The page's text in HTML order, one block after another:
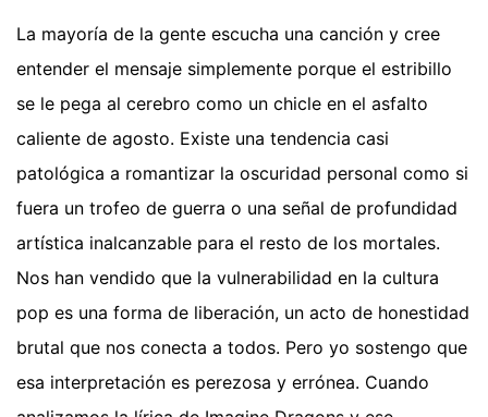
La mayoría de la gente escucha una canción y cree
entender el mensaje simplemente porque el estribillo
se le pega al cerebro como un chicle en el asfalto
caliente de agosto. Existe una tendencia casi
patológica a romantizar la oscuridad personal como si
fuera un trofeo de guerra o una señal de profundidad
artística inalcanzable para el resto de los mortales.
Nos han vendido que la vulnerabilidad en la cultura
pop es una forma de liberación, un acto de honestidad
brutal que nos conecta a todos. Pero yo sostengo que
esa interpretación es perezosa y errónea. Cuando